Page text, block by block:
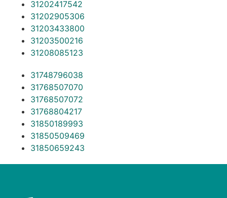
31202417542
31202905306
31203433800
31203500216
31208085123
31748796038
31768507070
31768507072
31768804217
31850189993
31850509469
31850659243